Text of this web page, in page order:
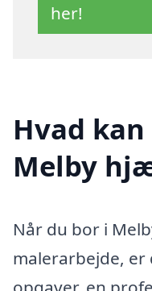
her!
Hvad
Melby
Når du bor i
malerarbejde, er